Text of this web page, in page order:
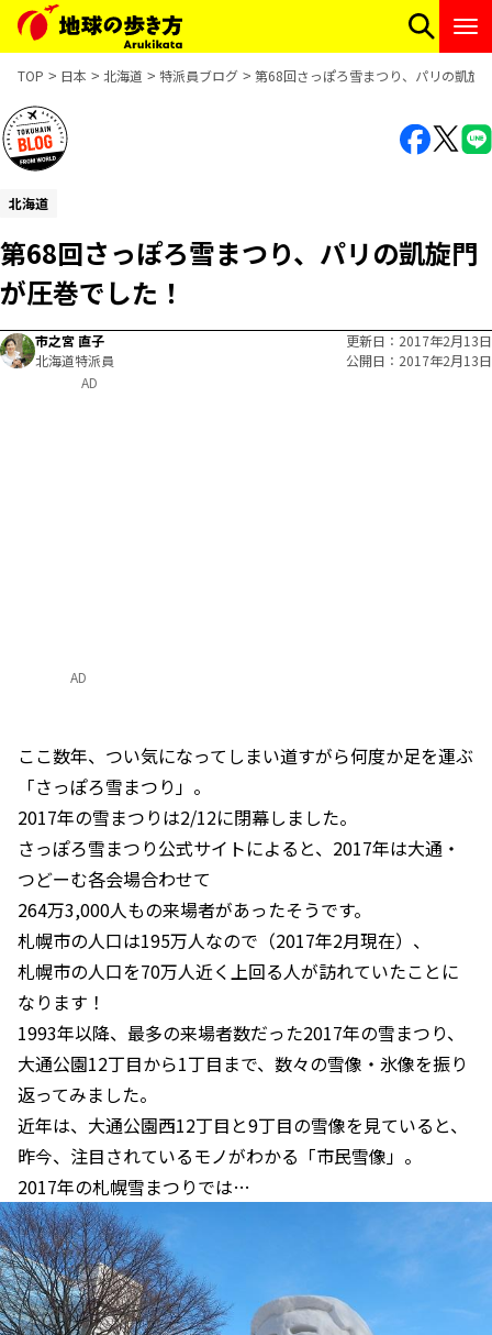
TOP 日本 北海道 特派員ブログ 第68回さっぽろ雪まつり、パリの凱旋
北海道
第68回さっぽろ雪まつり、パリの凱旋門
が圧巻でした！
市之宮 直子
北海道特派員
更新日
2017年2月13日
公開日
2017年2月13日
AD
ここ数年、つい気になってしまい道すがら何度か足を運ぶ
「さっぽろ雪まつり」。
2017年の雪まつりは2/12に閉幕しました。
さっぽろ雪まつり公式サイトによると、2017年は大通・
つどーむ各会場合わせて
264万3,000人もの来場者があったそうです。
札幌市の人口は195万人なので（2017年2月現在）、
札幌市の人口を70万人近く上回る人が訪れていたことに
なります！
1993年以降、最多の来場者数だった2017年の雪まつり、
大通公園12丁目から1丁目まで、数々の雪像・氷像を振り
返ってみました。
近年は、大通公園西12丁目と9丁目の雪像を見ていると、
昨今、注目されているモノがわかる「市民雪像」。
2017年の札幌雪まつりでは…
AD